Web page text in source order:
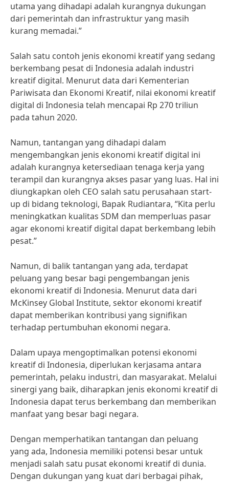
utama yang dihadapi adalah kurangnya dukungan
dari pemerintah dan infrastruktur yang masih
kurang memadai.”
Salah satu contoh jenis ekonomi kreatif yang sedang
berkembang pesat di Indonesia adalah industri
kreatif digital. Menurut data dari Kementerian
Pariwisata dan Ekonomi Kreatif, nilai ekonomi kreatif
digital di Indonesia telah mencapai Rp 270 triliun
pada tahun 2020.
Namun, tantangan yang dihadapi dalam
mengembangkan jenis ekonomi kreatif digital ini
adalah kurangnya ketersediaan tenaga kerja yang
terampil dan kurangnya akses pasar yang luas. Hal ini
diungkapkan oleh CEO salah satu perusahaan start-
up di bidang teknologi, Bapak Rudiantara, “Kita perlu
meningkatkan kualitas SDM dan memperluas pasar
agar ekonomi kreatif digital dapat berkembang lebih
pesat.”
Namun, di balik tantangan yang ada, terdapat
peluang yang besar bagi pengembangan jenis
ekonomi kreatif di Indonesia. Menurut data dari
McKinsey Global Institute, sektor ekonomi kreatif
dapat memberikan kontribusi yang signifikan
terhadap pertumbuhan ekonomi negara.
Dalam upaya mengoptimalkan potensi ekonomi
kreatif di Indonesia, diperlukan kerjasama antara
pemerintah, pelaku industri, dan masyarakat. Melalui
sinergi yang baik, diharapkan jenis ekonomi kreatif di
Indonesia dapat terus berkembang dan memberikan
manfaat yang besar bagi negara.
Dengan memperhatikan tantangan dan peluang
yang ada, Indonesia memiliki potensi besar untuk
menjadi salah satu pusat ekonomi kreatif di dunia.
Dengan dukungan yang kuat dari berbagai pihak,